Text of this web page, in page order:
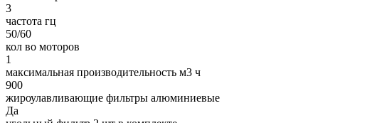
3
частота гц
50/60
кол во моторов
1
максимальная производительность м3 ч
900
жироулавливающие фильтры алюминиевые
Да